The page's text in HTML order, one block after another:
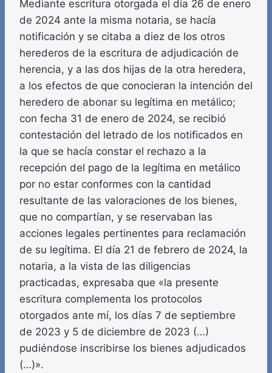
Mediante escritura otorgada el día 26 de enero
de 2024 ante la misma notaria, se hacía
notificación y se citaba a diez de los otros
herederos de la escritura de adjudicación de
herencia, y a las dos hijas de la otra heredera,
a los efectos de que conocieran la intención del
heredero de abonar su legítima en metálico;
con fecha 31 de enero de 2024, se recibió
contestación del letrado de los notificados en
la que se hacía constar el rechazo a la
recepción del pago de la legítima en metálico
por no estar conformes con la cantidad
resultante de las valoraciones de los bienes,
que no compartían, y se reservaban las
acciones legales pertinentes para reclamación
de su legítima. El día 21 de febrero de 2024, la
notaria, a la vista de las diligencias
practicadas, expresaba que «la presente
escritura complementa los protocolos
otorgados ante mí, los días 7 de septiembre
de 2023 y 5 de diciembre de 2023 (…)
pudiéndose inscribirse los bienes adjudicados
(…)».